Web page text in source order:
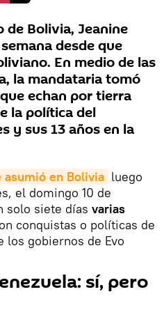
de Bolivia, Jeanine
desde que
En medio de las
la mandataria tomó
echan por tierra
la política del
y sus 13 años en la
asumió en Bolivia luego
el domingo 10 de
solo siete días varias
conquistas o políticas de
los gobiernos de Evo
sí, pero